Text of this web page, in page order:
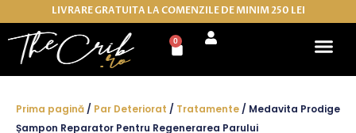
to
content
LIVRARE GRATUITA LA COMENZILE DE MINIM 250 LEI
0
Cart
Prima pagină / Par Deteriorat / Tratamente / Medavita Prodige
Șampon Reparator Pentru Regenerarea Parului